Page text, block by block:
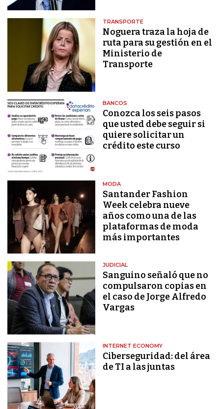
TRANSPORTE
Noguera traza la hoja de
ruta para su gestión en el
Ministerio de
Transporte
BANCOS
Conozca los seis pasos
que usted debe seguir si
quiere solicitar un
crédito este curso
MODA
Santander Fashion
Week celebra nueve
años como una de las
plataformas de moda
más importantes
JUDICIAL
Sanguino señaló que no
compulsaron copias en
el caso de Jorge Alfredo
Vargas
INTERNET ECONOMY
Ciberseguridad: del área
de TI a las juntas